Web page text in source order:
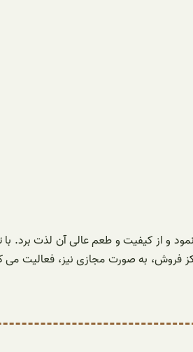
نمود و از کیفیت و طعم عالی آن لذت برد.
فروش، به صورت مجازی نیز، فعالیت می